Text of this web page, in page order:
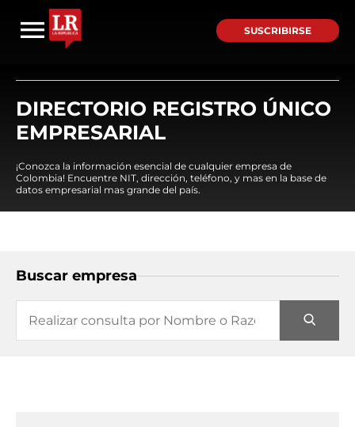
SUSCRIBIRSE
DIRECTORIO REGISTRO ÚNICO
EMPRESARIAL
¡Conozca la información esencial de cualquier empresa de
Colombia! Encuentre NIT, dirección, teléfono, y mas en la base de
datos empresarial mas grande del país.
Buscar empresa